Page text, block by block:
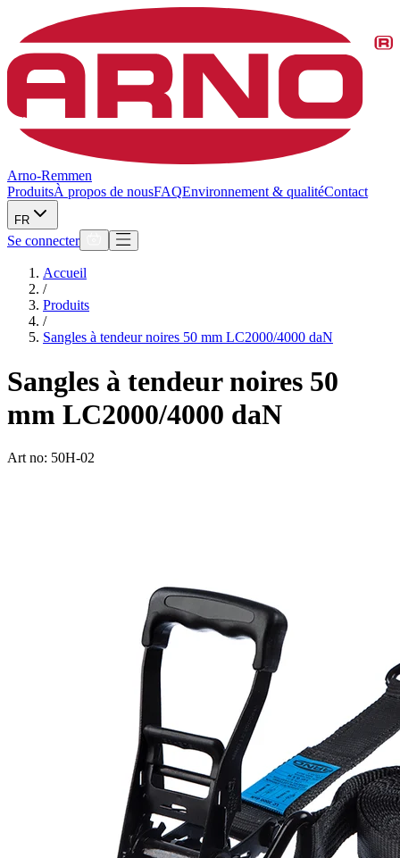
Arno-Remmen
ProduitsÀ propos de nousFAQEnvironnement & qualitéContact
FR
Se connecter
Accueil
/
Produits
/
Sangles à tendeur noires 50 mm LC2000/4000 daN
Sangles à tendeur noires 50
mm LC2000/4000 daN
Art no: 50H-02